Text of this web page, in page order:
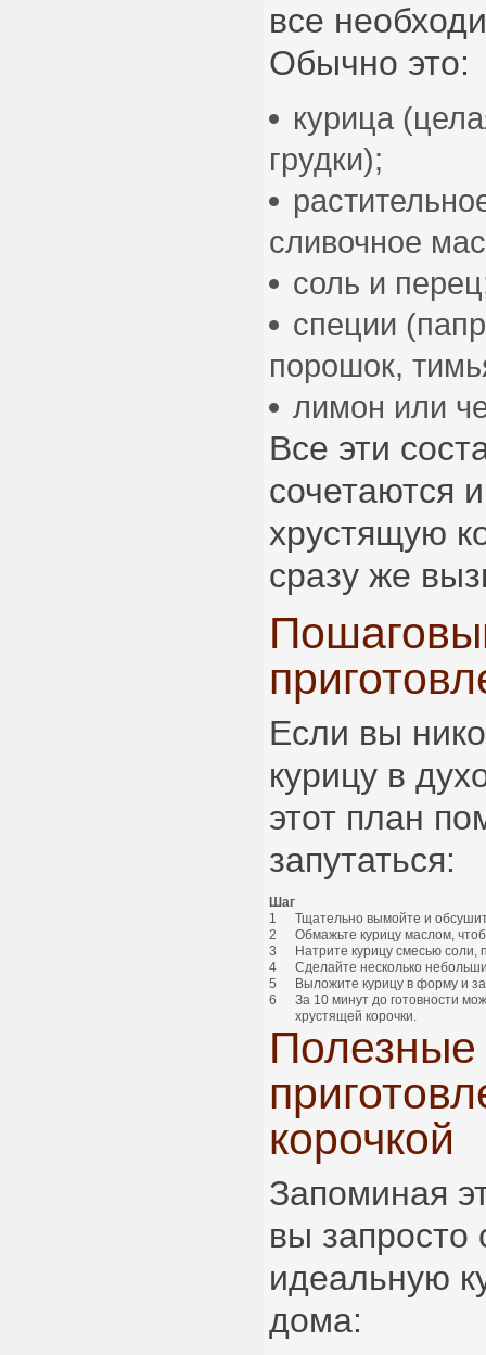
все
Обычно это:
курица
грудки);
сливочное
соль и
специи
порошок,
лимон или
Все эти
сочетаются
хрустящую
сразу же
Если вы
курицу в
этот план
запутаться:
Шаг
1
Тщательно вымойте и
2
Обмажьте курицу маслом,
3
Натрите курицу смесью
4
Сделайте несколько
5
Выложите курицу в форму и
6
За 10 минут до готовности
хрустящей корочки.
корочкой
Запоминая
вы запросто
идеальную
дома: